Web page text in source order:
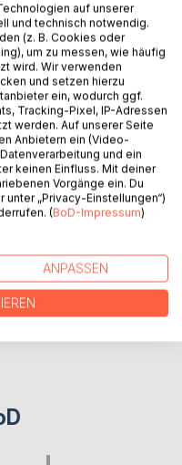
Second Booke of
context of the
and Robert Devereux,
auf unserer
und technisch notwendig.
(z. B. Cookies oder
um zu messen, wie häufig
wird. Wir verwenden
und setzen hierzu
ein, wodurch ggf.
Tracking-Pixel, IP-Adressen
werden. Auf unserer Seite
Anbietern ein (Video-
und ein
keinen Einfluss. Mit deiner
Vorgänge ein. Du
„Privacy-Einstellungen“)
(BoD-Impressum)
ANPASSEN